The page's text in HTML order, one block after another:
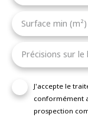
Surface min (m²)
Précisions sur
J'accepte le
conformément
prospection